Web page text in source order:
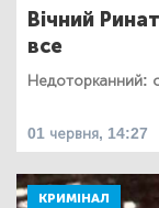
Вічний
все
Недоторканний:
01 червня, 14:27
КРИМІНАЛ